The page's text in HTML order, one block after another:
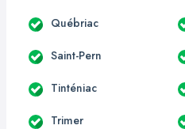
Québriac
Saint-Pern
Tinténiac
Trimer